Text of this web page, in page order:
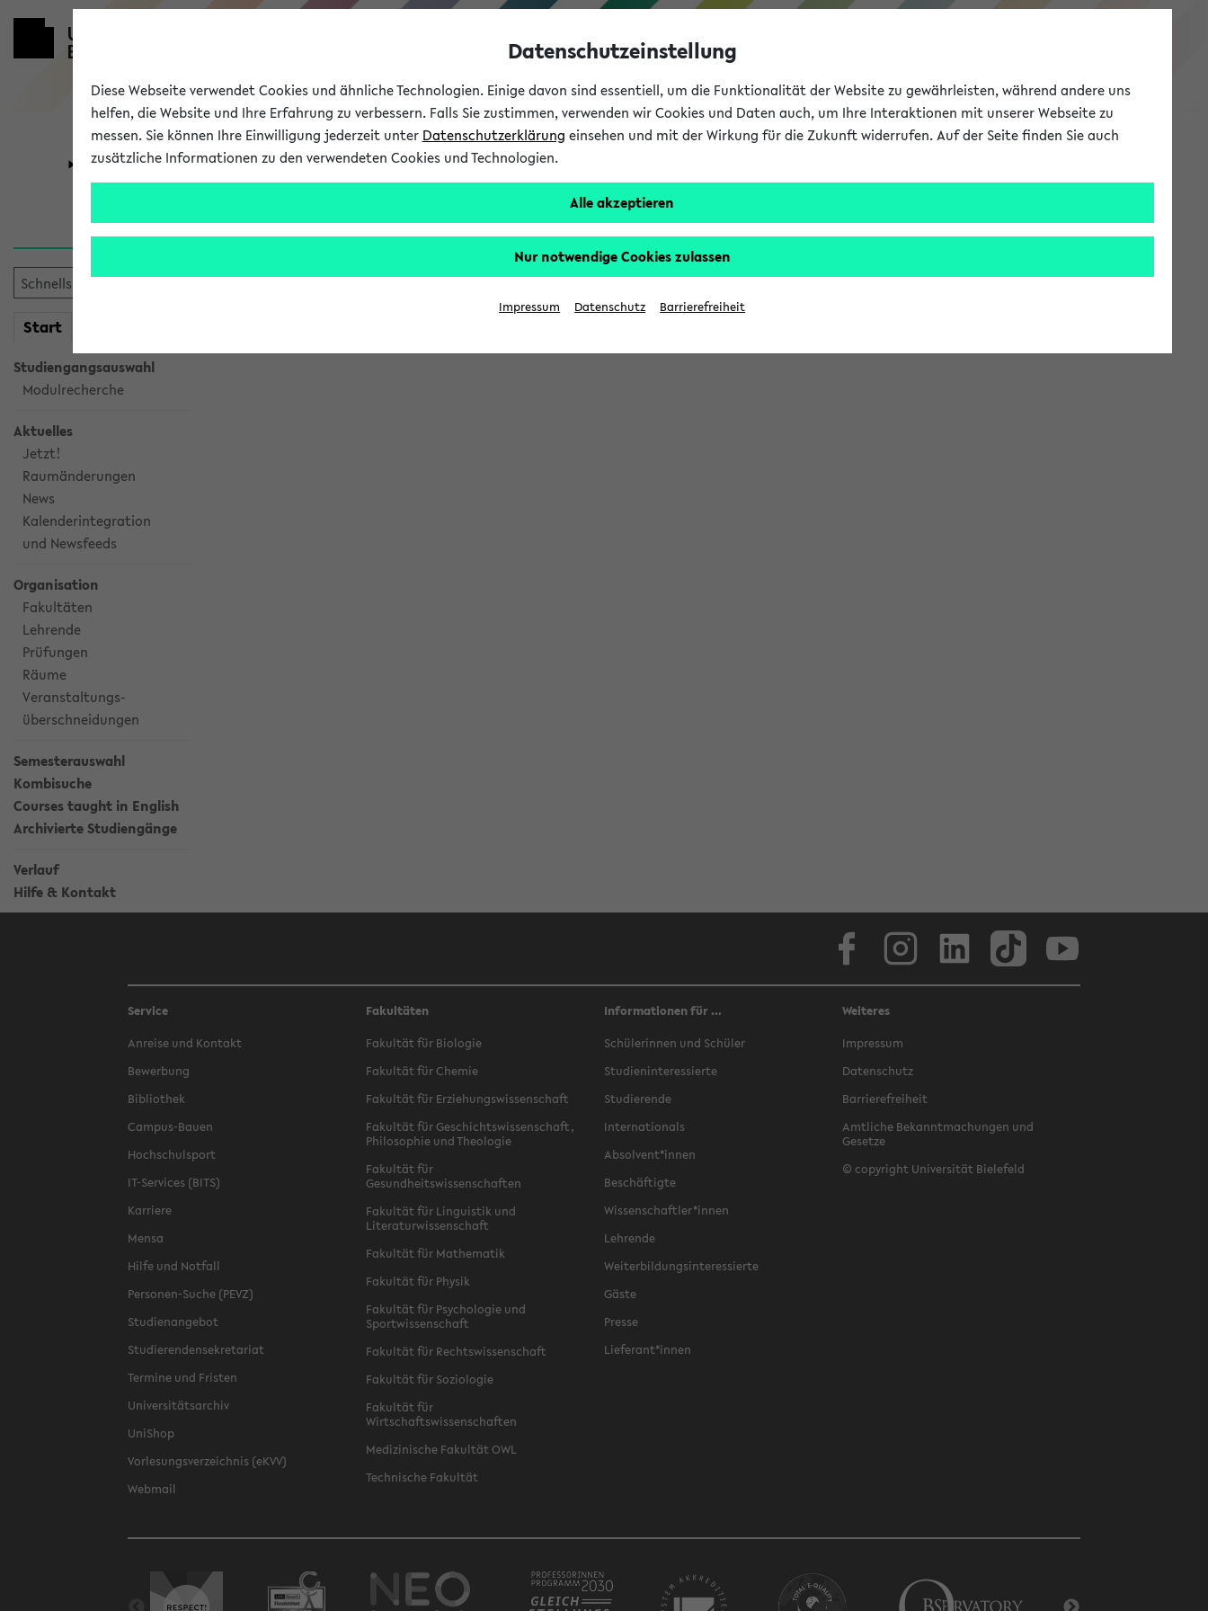
eKVV
Universität Forschung Studium
Start
Studiengangsauswahl
Modulrecherche
Aktuelles
Jetzt!
Raumänderungen
News
Kalenderintegration
und Newsfeeds
Organisation
Fakultäten
Lehrende
Prüfungen
Räume
Veranstaltungs-
überschneidungen
Semesterauswahl
Kombisuche
Courses taught in English
Archivierte Studiengänge
Verlauf
Hilfe & Kontakt
Verlauf
Service
Anreise und Kontakt
Bewerbung
Bibliothek
Campus-Bauen
Hochschulsport
IT-Services (BITS)
Karriere
Mensa
Hilfe und Notfall
Personen-Suche (PEVZ)
Studienangebot
Studierendensekretariat
Termine und Fristen
Universitätsarchiv
UniShop
Vorlesungsverzeichnis (eKVV)
Webmail
Fakultäten
Fakultät für Biologie
Fakultät für Chemie
Fakultät für Erziehungswissenschaft
Fakultät für Geschichtswissenschaft,
Philosophie und Theologie
Fakultät für
Gesundheitswissenschaften
Fakultät für Linguistik und
Literaturwissenschaft
Fakultät für Mathematik
Fakultät für Physik
Fakultät für Psychologie und
Sportwissenschaft
Fakultät für Rechtswissenschaft
Fakultät für Soziologie
Fakultät für
Wirtschaftswissenschaften
Medizinische Fakultät OWL
Technische Fakultät
Informationen für ...
Schülerinnen und Schüler
Studieninteressierte
Studierende
Internationals
Absolvent*innen
Beschäftigte
Wissenschaftler*innen
Lehrende
Weiterbildungsinteressierte
Gäste
Presse
Lieferant*innen
Weiteres
Impressum
Datenschutz
Barrierefreiheit
Amtliche Bekanntmachungen und
Gesetze
© copyright Universität Bielefeld
Datenschutzeinstellung
Diese Webseite verwendet Cookies und ähnliche Technologien. Einige davon sind essentiell, um die Funktionalität der Website zu gewährleisten, während andere uns
helfen, die Website und Ihre Erfahrung zu verbessern. Falls Sie zustimmen, verwenden wir Cookies und Daten auch, um Ihre Interaktionen mit unserer Webseite zu
messen. Sie können Ihre Einwilligung jederzeit unter Datenschutzerklärung einsehen und mit der Wirkung für die Zukunft widerrufen. Auf der Seite finden Sie auch
zusätzliche Informationen zu den verwendeten Cookies und Technologien.
Alle akzeptieren
Nur notwendige Cookies zulassen
Impressum Datenschutz Barrierefreiheit